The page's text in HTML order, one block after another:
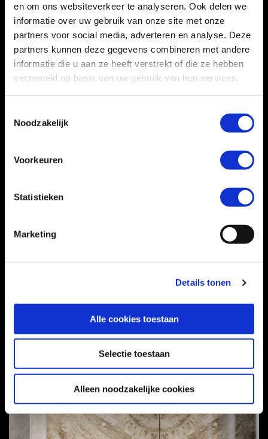
en om ons websiteverkeer te analyseren. Ook delen we
informatie over uw gebruik van onze site met onze
partners voor social media, adverteren en analyse. Deze
partners kunnen deze gegevens combineren met andere
informatie die u aan ze heeft verstrekt of die ze hebben
verzameld op basis van uw gebruik van hun services.
Noodzakelijk
Voorkeuren
Statistieken
Marketing
Details tonen
Alle cookies toestaan
Selectie toestaan
Alleen noodzakelijke cookies